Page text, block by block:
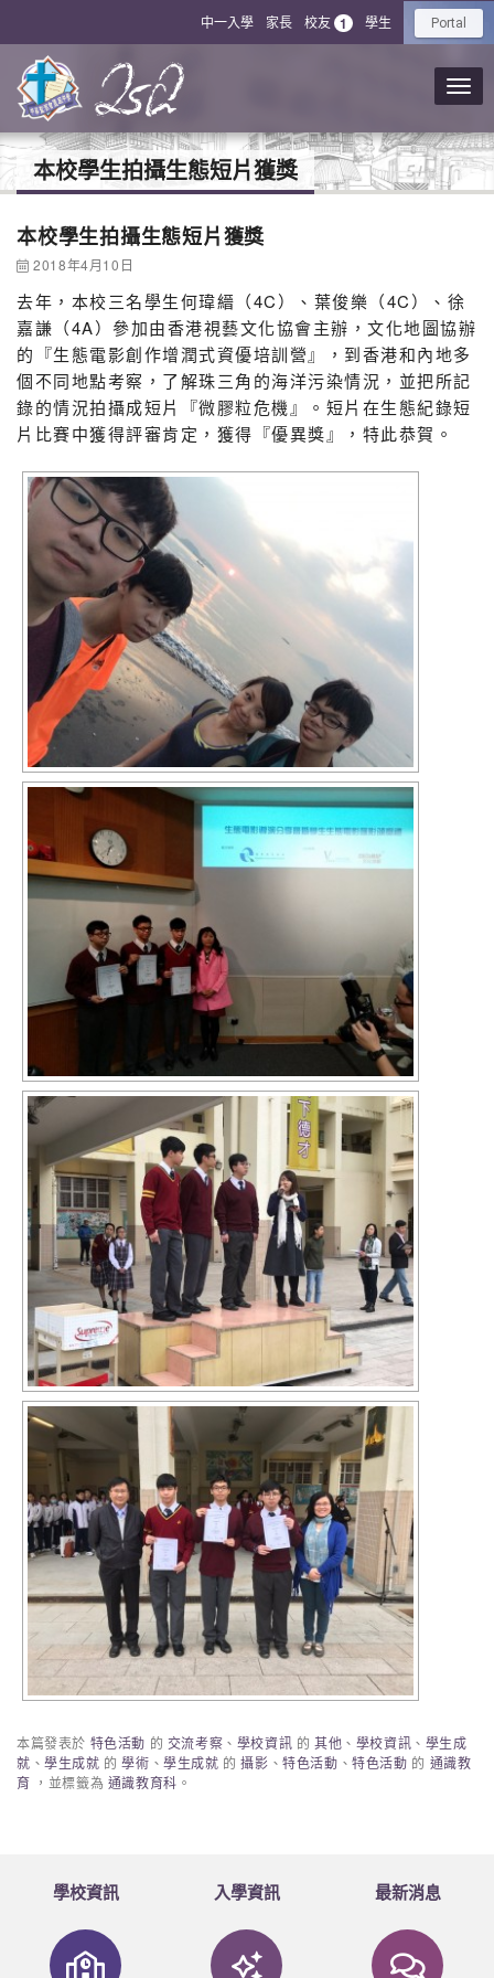
中一入學 家長 校友 1 學生 Portal
本校學生拍攝生態短片獲獎
本校學生拍攝生態短片獲獎
2018年4月10日
去年，本校三名學生何瑋縉（4C）、葉俊樂（4C）、徐
嘉謙（4A）參加由香港視藝文化協會主辦，文化地圖協辦
的『生態電影創作增潤式資優培訓營』，到香港和內地多
個不同地點考察，了解珠三角的海洋污染情況，並把所記
錄的情況拍攝成短片『微膠粒危機』。短片在生態紀錄短
片比賽中獲得評審肯定，獲得『優異獎』，特此恭賀。
本篇發表於 特色活動 的 交流考察 、 學校資訊 的其他 、 學校資訊 、 學生成
就 、學生成就 的學術 、學生成就 的攝影 、特色活動 、特色活動 的 通識教
育 ，並標籤為 通識教育科 。
學校資訊 入學資訊 最新消息